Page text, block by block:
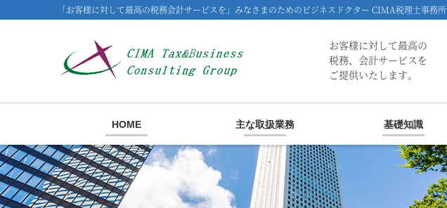
「お客様に対して最高の税務会計サービスを」みなさまのためのビジネスドクター CIMA税理士事務所
お客様に対して最高の
税務、会計サービスを
ご提供いたします。
HOME 主な取扱業務 基礎知識